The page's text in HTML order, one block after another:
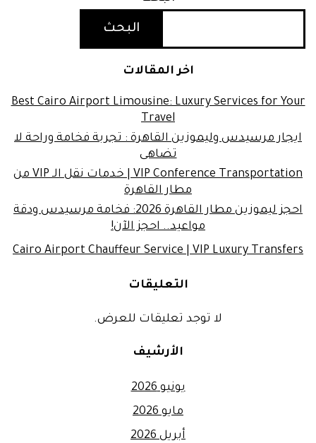
البحث
اخر المقالات
Best Cairo Airport Limousine: Luxury Services for Your
Travel
ايجار مرسيدس وليموزين القاهرة : تجربة فخامة وراحة لا
تضاهى
VIP Conference Transportation | خدمات نقل الـ VIP من
مطار القاهرة
احجز ليموزين مطار القاهرة 2026: فخامة مرسيدس ودقة
مواعيد.. احجز الآن!
Cairo Airport Chauffeur Service | VIP Luxury Transfers
التعليقات
لا توجد تعليقات للعرض.
الأرشيف
يونيو 2026
مايو 2026
أبريل 2026